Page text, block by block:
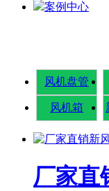
案例中心
风机盘管
风机箱
厂家直